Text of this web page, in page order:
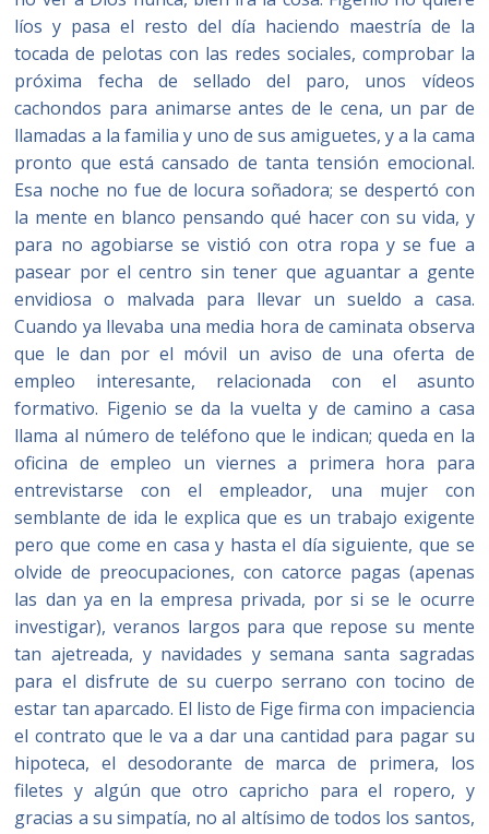
líos y pasa el resto del día haciendo maestría de la
tocada de pelotas con las redes sociales, comprobar la
próxima fecha de sellado del paro, unos vídeos
cachondos para animarse antes de le cena, un par de
llamadas a la familia y uno de sus amiguetes, y a la cama
pronto que está cansado de tanta tensión emocional.
Esa noche no fue de locura soñadora; se despertó con
la mente en blanco pensando qué hacer con su vida, y
para no agobiarse se vistió con otra ropa y se fue a
pasear por el centro sin tener que aguantar a gente
envidiosa o malvada para llevar un sueldo a casa.
Cuando ya llevaba una media hora de caminata observa
que le dan por el móvil un aviso de una oferta de
empleo interesante, relacionada con el asunto
formativo. Figenio se da la vuelta y de camino a casa
llama al número de teléfono que le indican; queda en la
oficina de empleo un viernes a primera hora para
entrevistarse con el empleador, una mujer con
semblante de ida le explica que es un trabajo exigente
pero que come en casa y hasta el día siguiente, que se
olvide de preocupaciones, con catorce pagas (apenas
las dan ya en la empresa privada, por si se le ocurre
investigar), veranos largos para que repose su mente
tan ajetreada, y navidades y semana santa sagradas
para el disfrute de su cuerpo serrano con tocino de
estar tan aparcado. El listo de Fige firma con impaciencia
el contrato que le va a dar una cantidad para pagar su
hipoteca, el desodorante de marca de primera, los
filetes y algún que otro capricho para el ropero, y
gracias a su simpatía, no al altísimo de todos los santos,